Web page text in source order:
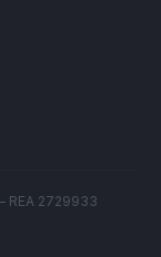
REA 2729933